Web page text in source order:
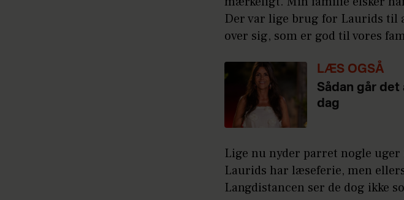
Der var lige brug for Laurids til
over sig, som er god til vores
LÆS OGSÅ
Sådan går
dag
Lige nu nyder parret nogle uger
Laurids har læseferie, men
Langdistancen ser de dog ikke